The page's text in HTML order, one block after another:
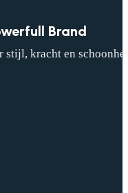
Brand
kracht en